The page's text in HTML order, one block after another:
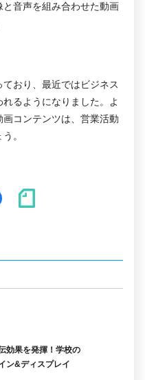
音声を組み合わせた動画
おり、最近ではビジネス
るようになりました。よ
コンテンツは、営業活動
。
効果を発揮！学校の
ン&ディスプレイ